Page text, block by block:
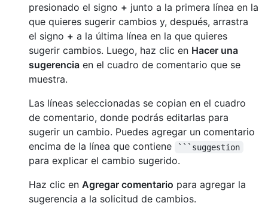
presionado el signo + junto a la primera línea en la
que quieres sugerir cambios y, después, arrastra
el signo + a la última línea en la que quieres
sugerir cambios. Luego, haz clic en Hacer una
sugerencia en el cuadro de comentario que se
muestra.
Las líneas seleccionadas se copian en el cuadro
de comentario, donde podrás editarlas para
sugerir un cambio. Puedes agregar un comentario
encima de la línea que contiene
```suggestion
para explicar el cambio sugerido.
Haz clic en Agregar comentario para agregar la
sugerencia a la solicitud de cambios.